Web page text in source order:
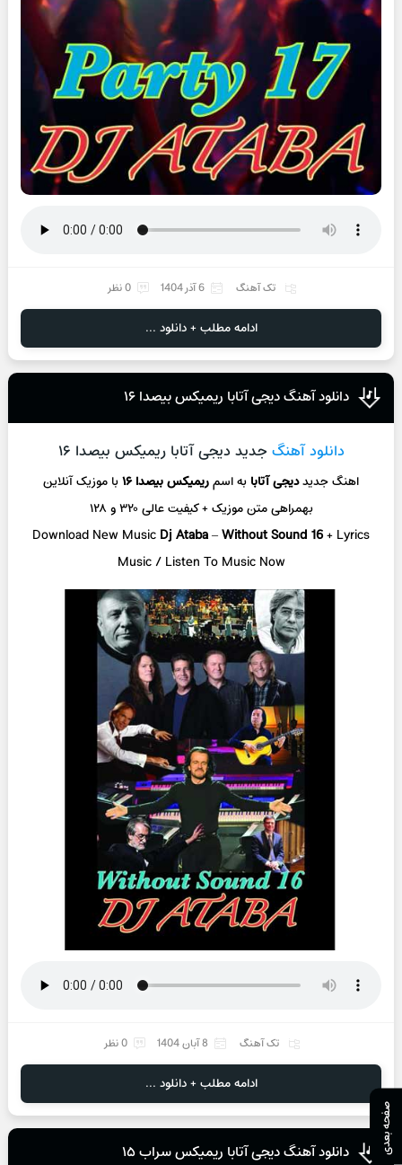
تک آهنگ 6 آذر 1404 0 نظر
ادامه مطلب + دانلود ...
دانلود آهنگ دیجی آتابا ریمیکس بیصدا‌ ۱۶
دانلود آهنگ جدید دیجی آتابا ریمیکس بیصدا‌ ۱۶
اهنگ جدیددیجی آتابا به اسمریمیکس بیصدا‌ ۱۶
با موزیک آنلاین
بهمراهی متن موزیک + کیفیت عالی ۳۲۰ و ۱۲۸
Download New Music Dj Ataba–Without Sound 16+ Lyrics
Music / Listen To Music Now
تک آهنگ 8 آبان 1404 0 نظر
ادامه مطلب + دانلود ...
دانلود آهنگ دیجی آتابا ریمیکس سراب ۱۵ صفحه بعدی